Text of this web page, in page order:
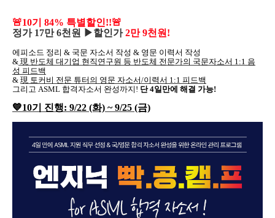
🚨10기 84% 특별할인!!🚨
정가 17만 6천원 ▶할인가2만 9천원!
에피소드 정리 & 국문 자소서 작성 & 영문 이력서 작성
& 現 반도체 대기업 현직연구원 등 반도체 전문가의 국문자소서 1:1 음
성 피드백
& 現 토커비 전문 튜터의 영문 자소서/이력서 1:1 피드백
그리고 ASML 합격자소서 완성까지! 단 4일만에 해결 가능!
💙10기 진행: 9/22 (화) ~ 9/25 (금)